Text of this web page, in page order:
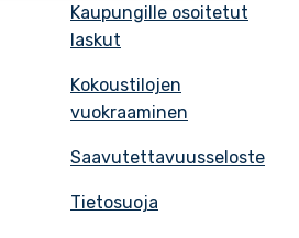
Kaupungille osoitetut
laskut
Kokoustilojen
vuokraaminen
Saavutettavuusseloste
Tietosuoja